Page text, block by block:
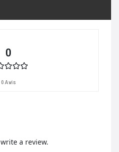
0
0 Avis
a review.